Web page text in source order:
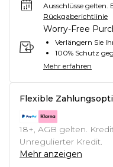
Ausschlüsse gelten.
Rückgaberichtlinie
Worry-Free
Verlängern Sie
100% Schutz
Mehr erfahren
Flexible
18+, AGB gelten.
Unregulierter Kredit.
Mehr anzeigen